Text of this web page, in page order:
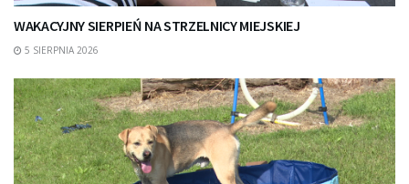
WAKACYJNY SIERPIEŃ NA STRZELNICY MIEJSKIEJ
5 SIERPNIA 2026